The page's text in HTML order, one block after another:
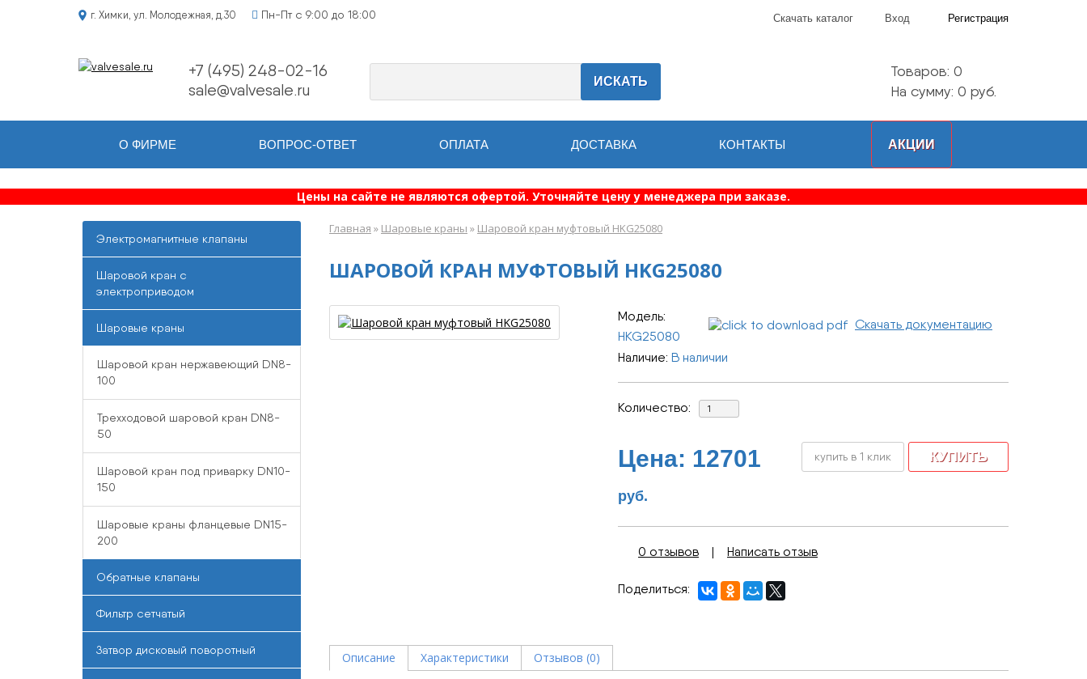
г. Химки, ул. Молодежная, д.30 Пн-Пт с 9:00 до 18:00 Скачать каталог Вход Регистрация
+7 (495) 248-02-16
sale@valvesale.ru
ИСКАТЬ
Товаров: 0
На сумму: 0 руб.
О ФИРМЕ ВОПРОС-ОТВЕТ ОПЛАТА ДОСТАВКА КОНТАКТЫ АКЦИИ
Цены на сайте не являются офертой. Уточняйте цену у менеджера при заказе.
Главная » Шаровые краны » Шаровой кран муфтовый HKG25080
ШАРОВОЙ КРАН МУФТОВЫЙ HKG25080
Скачать документацию
Модель:
HKG25080
Наличие: В наличии
Количество:
купить в 1 клик
Цена: 12701
руб.
0 отзывов | Написать отзыв
Поделиться
Описание Характеристики Отзывов (0)
Электромагнитные клапаны
Шаровой кран с
электроприводом
Шаровые краны
Шаровой кран нержавеющий DN8-
100
Трехходовой шаровой кран DN8-
50
Шаровой кран под приварку DN10-
150
Шаровые краны фланцевые DN15-
200
Обратные клапаны
Фильтр сетчатый
Затвор дисковый поворотный